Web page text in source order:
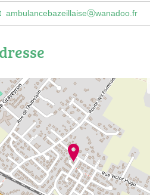
ambulancebazeillaiseⓐwanadoo.fr